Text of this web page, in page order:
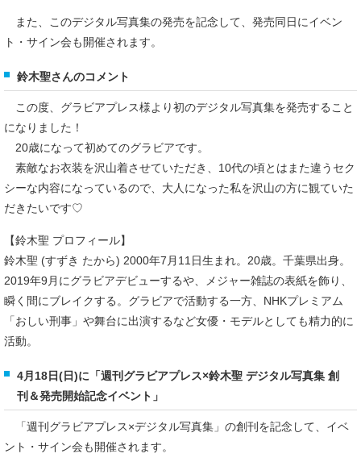
また、このデジタル写真集の発売を記念して、発売同日にイベン
ト・サイン会も開催されます。
鈴木聖さんのコメント
この度、グラビアプレス様より初のデジタル写真集を発売すること
になりました！
20歳になって初めてのグラビアです。
素敵なお衣装を沢山着させていただき、10代の頃とはまた違うセク
シーな内容になっているので、大人になった私を沢山の方に観ていた
だきたいです♡
【鈴木聖 プロフィール】
鈴木聖 (すずき たから) 2000年7月11日生まれ。20歳。千葉県出身。
2019年9月にグラビアデビューするや、メジャー雑誌の表紙を飾り、
瞬く間にブレイクする。グラビアで活動する一方、NHKプレミアム
「おしい刑事」や舞台に出演するなど女優・モデルとしても精力的に
活動。
4月18日(日)に「週刊グラビアプレス×鈴木聖 デジタル写真集 創
刊＆発売開始記念イベント」
「週刊グラビアプレス×デジタル写真集」の創刊を記念して、イベ
ント・サイン会も開催されます。